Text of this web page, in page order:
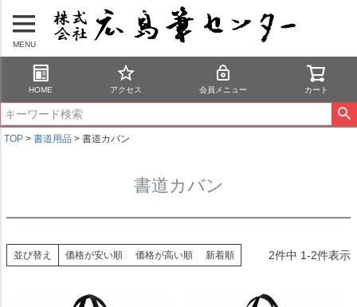
MENU
HOME アクセス 会員メニュー カート
TOP 書道用品 書道カバン
書道カバン
並び替え 価格が安い順 価格が高い順 新着順 2件中 1-2件表示